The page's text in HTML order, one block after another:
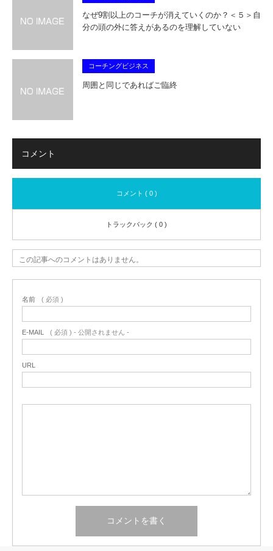
なぜ9割以上のコーチが消えていくのか？＜５＞自
分の頭の外に答えがあるのを理解していない
コーチングビジネス
周囲と同じであればご臨終
コメント
コメント ( 0 )
トラックバック ( 0 )
この記事へのコメントはありません。
名前 ( 必須 )
E-MAIL ( 必須 ) - 公開されません -
URL